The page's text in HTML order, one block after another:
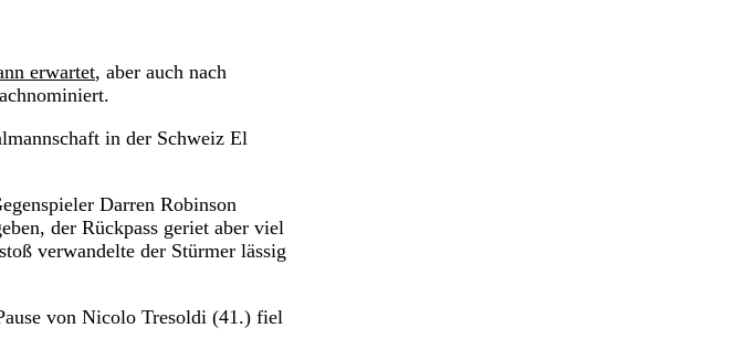
erwartet, aber auch nach
in der Schweiz El
Darren Robinson
der Rückpass geriet aber viel
verwandelte der Stürmer lässig
von Nicolo Tresoldi (41.) fiel